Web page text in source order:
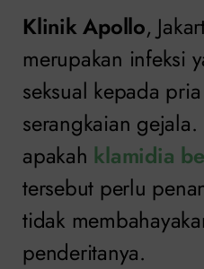
Klinik Apollo,
merupakan infeksi
seksual kepada
serangkaian
apakah klamidia
tersebut perlu
tidak
penderitanya.